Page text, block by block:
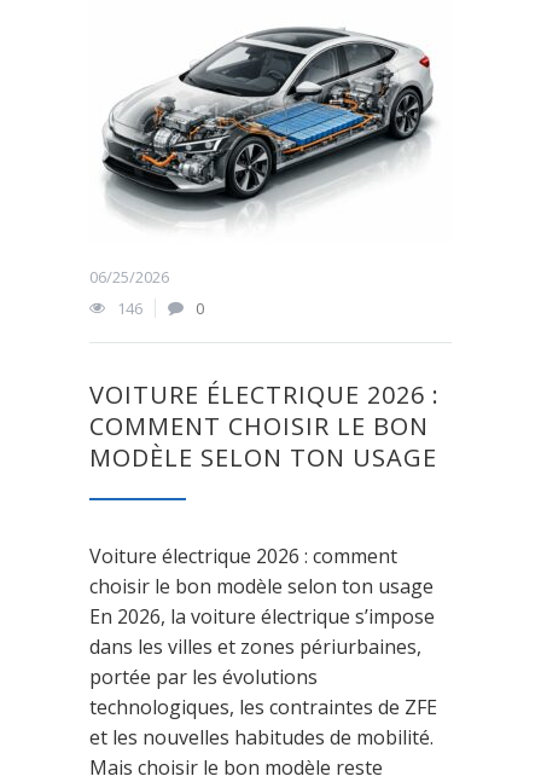
06/25/2026
146
0
VOITURE ÉLECTRIQUE 2026 :
COMMENT CHOISIR LE BON
MODÈLE SELON TON USAGE
Voiture électrique 2026 : comment
choisir le bon modèle selon ton usage
En 2026, la voiture électrique s’impose
dans les villes et zones périurbaines,
portée par les évolutions
technologiques, les contraintes de ZFE
et les nouvelles habitudes de mobilité.
Mais choisir le bon modèle reste